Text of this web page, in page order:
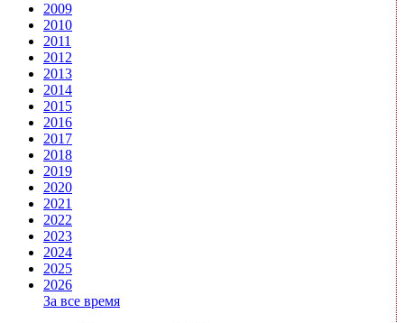
2009
2010
2011
2012
2013
2014
2015
2016
2017
2018
2019
2020
2021
2022
2023
2024
2025
2026
За все время